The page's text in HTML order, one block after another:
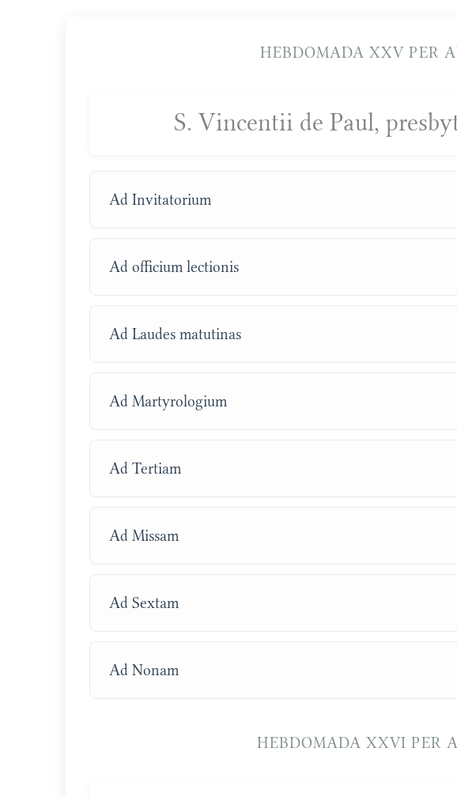
HEBDOMADA XXV PER
S. Vincentii de Paul,
Ad Invitatorium
Ad officium lectionis
Ad Laudes matutinas
Ad Martyrologium
Ad Tertiam
Ad Missam
Ad Sextam
Ad Nonam
HEBDOMADA XXVI PER